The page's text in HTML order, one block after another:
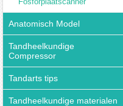
Anatomisch Model
Tandheelkundige
Compressor
Tandarts tips
Tandheelkundige materialen